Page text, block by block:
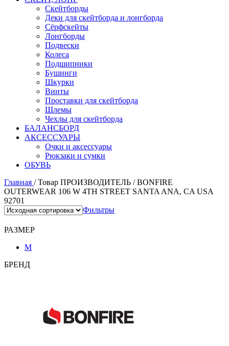
Скейтборды
Деки для скейтборда и лонгборда
Сёрфскейты
Лонгборды
Подвески
Колеса
Подшипники
Бушинги
Шкурки
Винты
Проставки для скейтборда
Шлемы
Чехлы для скейтборда
БАЛАНСБОРД
АКСЕССУАРЫ
Очки и аксессуары
Рюкзаки и сумки
ОБУВЬ
Главная / Товар ПРОИЗВОДИТЕЛЬ / BONFIRE
OUTERWEAR 106 W 4TH STREET SANTA ANA, CA USA
92701
Фильтры
РАЗМЕР
M
БРЕНД